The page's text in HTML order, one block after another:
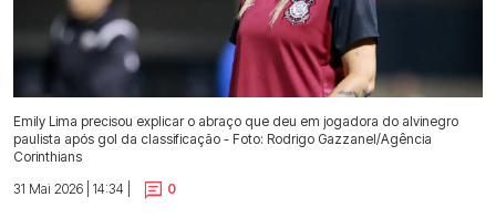
Emily Lima precisou explicar o abraço que deu em jogadora do alvinegro
paulista após gol da classificação - Foto: Rodrigo Gazzanel/Agência
Corinthians
31 Mai 2026 | 14:34 |
0